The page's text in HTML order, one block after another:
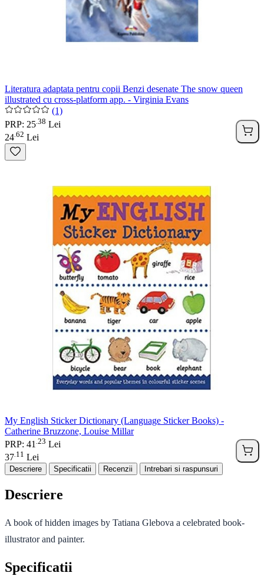
Literatura adaptata pentru copii Benzi desenate The snow queen
illustrated cu cross-platform app. - Virginia Evans
(1)
PRP: 25 38 Lei
24.62 Lei
My English Sticker Dictionary (Language Sticker Books) -
Catherine Bruzzone, Louise Millar
PRP: 41 23 Lei
37 11 Lei
Descriere Specificatii Recenzii Intrebari si raspunsuri
Descriere
A book of hidden images by Tatiana Glebova a celebrated book-
illustrator and painter.
Specificatii